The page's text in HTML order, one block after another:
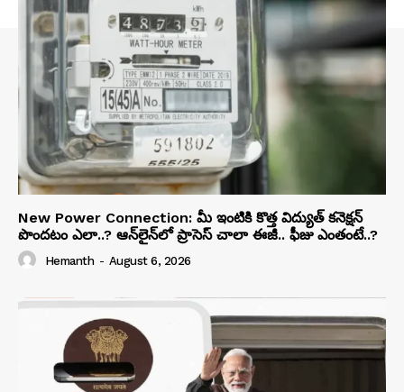
New Power Connection: మీ ఇంటికి కొత్త విద్యుత్ కనెక్షన్
పొందటం ఎలా..? ఆన్‌లైన్‌లో ప్రాసెస్ చాలా ఈజీ.. ఫీజు ఎంతంటే..?
Hemanth - August 6, 2026